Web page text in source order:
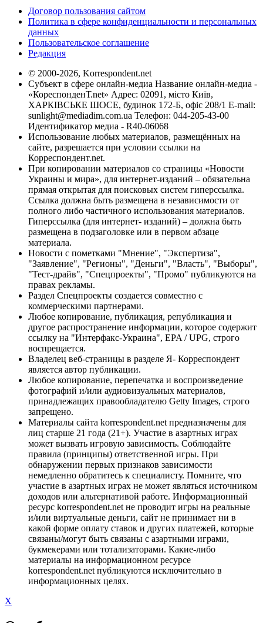
Договор пользования сайтом
Политика в сфере конфиденциальности и персональных
данных
Пользовательское соглашение
Редакция
© 2000-2026, Korrespondent.net
Субъект в сфере онлайн-медиа Название онлайн-медиа -
«КореспонденТ.net» Адрес: 02091, місто Київ,
ХАРКІВСЬКЕ ШОСЕ, будинок 172-Б, офіс 208/1 E-mail:
sunlight@mediadim.com.ua Телефон: 044-205-43-00
Идентификатор медиа - R40-06068
Использование любых материалов, размещённых на
сайте, разрешается при условии ссылки на
Корреспондент.net.
При копировании материалов со страницы «Новости
Украины и мира», для интернет-изданий – обязательна
прямая открытая для поисковых систем гиперссылка.
Ссылка должна быть размещена в независимости от
полного либо частичного использования материалов.
Гиперссылка (для интернет- изданий) – должна быть
размещена в подзаголовке или в первом абзаце
материала.
Новости с пометками "Мнение", "Экспертиза",
"Заявление", "Регионы", "Деньги", "Власть", "Выборы",
"Тест-драйв", "Спецпроекты", "Промо" публикуются на
правах рекламы.
Раздел Спецпроекты создается совместно с
коммерческими партнерами.
Любое копирование, публикация, републикация и
другое распространение информации, которое содержит
ссылку на "Интерфакс-Украина", EPA / UPG, строго
воспрещается.
Владелец веб-страницы в разделе Я- Корреспондент
является автор публикации.
Любое копирование, перепечатка и воспроизведение
фотографий и/или аудиовизуальных материалов,
принадлежащих правообладателю Getty Images, строго
запрещено.
Материалы сайта korrespondent.net предназначены для
лиц старше 21 года (21+). Участие в азартных играх
может вызвать игровую зависимость. Соблюдайте
правила (принципы) ответственной игры. При
обнаружении первых признаков зависимости
немедленно обратитесь к специалисту. Помните, что
участие в азартных играх не может являться источником
доходов или альтернативой работе. Информационный
ресурс korrespondent.net не проводит игры на реальные
и/или виртуальные деньги, сайт не принимает ни в
какой форме оплату ставок и других платежей, которые
связаны/могут быть связаны с азартными играми,
букмекерами или тотализаторами. Какие-либо
материалы на информационном ресурсе
korrespondent.net публикуются исключительно в
информационных целях.
X